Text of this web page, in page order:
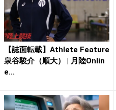
【誌面転載】Athlete Feature
泉谷駿介（順大） | 月陸Onlin
e...